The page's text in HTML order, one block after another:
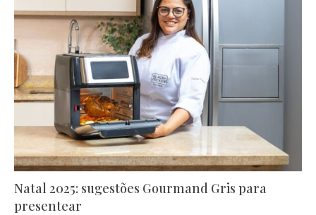
Natal 2025: sugestões Gourmand Gris para
presentear